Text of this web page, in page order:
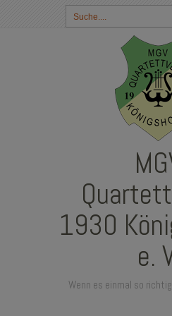
Suchbegriff
eingeben:
1930
e.
Wenn es einmal so